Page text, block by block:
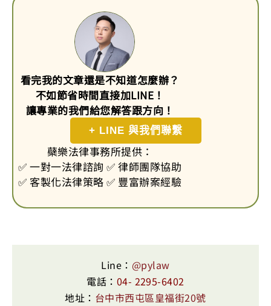
看完我的文章還是不知道怎麼辦？
不如節省時間直接加LINE！
讓專業的我們給您解答跟方向！
+ LINE 與我們聯繫
蘗樂法律事務所提供：
✅ 一對一法律諮詢 ✅ 律師團隊協助
✅ 客製化法律策略 ✅ 豐富辦案經驗
Line： @pylaw
電話： 04- 2295-6402
地址： 台中市西屯區皇福街20號